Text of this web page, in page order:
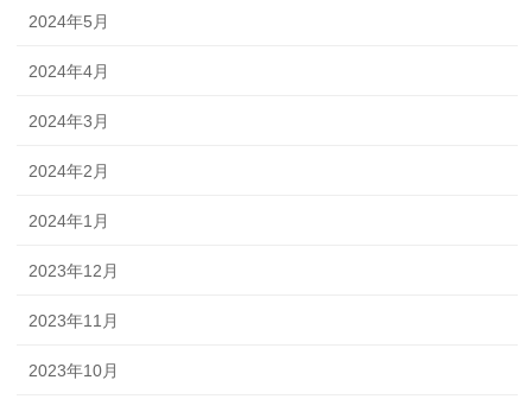
2024年5月
2024年4月
2024年3月
2024年2月
2024年1月
2023年12月
2023年11月
2023年10月